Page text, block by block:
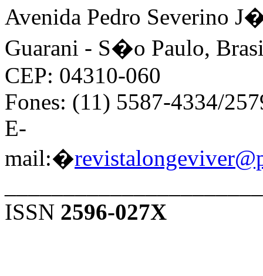
Avenida Pedro Severino
Guarani - S�o Paulo,
CEP: 04310-060
Fones: (11) 5587-4334/
E-
mail:�
ISSN 2596-027X